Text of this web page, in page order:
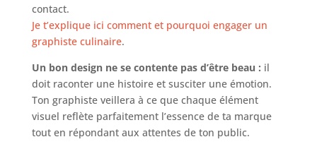
contact.
Je t’explique ici comment et pourquoi engager un
graphiste culinaire.
Un bon design ne se contente pas d’être beau : il
doit raconter une histoire et susciter une émotion.
Ton graphiste veillera à ce que chaque élément
visuel reflète parfaitement l’essence de ta marque
tout en répondant aux attentes de ton public.